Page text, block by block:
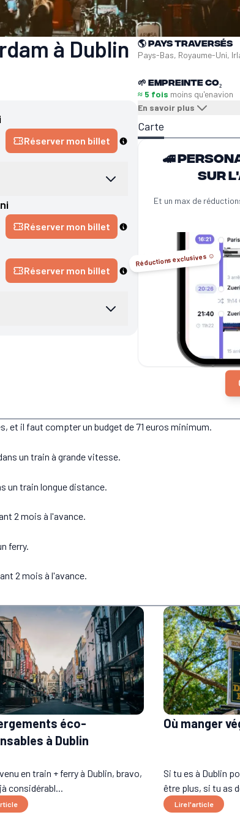
à Dublin
Réserver mon billet
Réserver mon billet
Réserver mon billet
🌎 Pays traversés
Pays-Bas, Royaume-Uni,
🌱 Empreinte CO₂
≈ 5 fois moins qu'enavion
En savoir plus
Carte
🚄
sur
Et un max de
Réductions exclusives ☺️
et il faut compter un budget de 71 euros minimum.
un train à grande vitesse.
un train longue distance.
2 mois à l'avance.
ferry.
2 mois à l'avance.
éco-
à Dublin
en train + ferry à Dublin, bravo,
considérabl...
Où manger
Si tu es à Dublin
être plus, si tu as
Lire l'article